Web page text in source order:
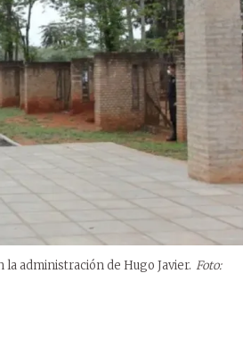
administración de Hugo Javier. Foto: